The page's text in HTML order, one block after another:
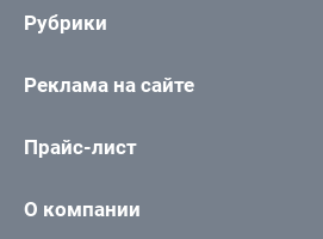
Рубрики
Реклама на сайте
Прайс-лист
О компании